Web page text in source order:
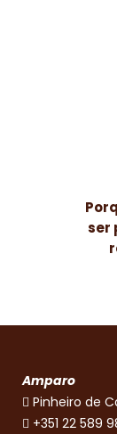
ser
Amparo
Pinheiro de
+351 22 589